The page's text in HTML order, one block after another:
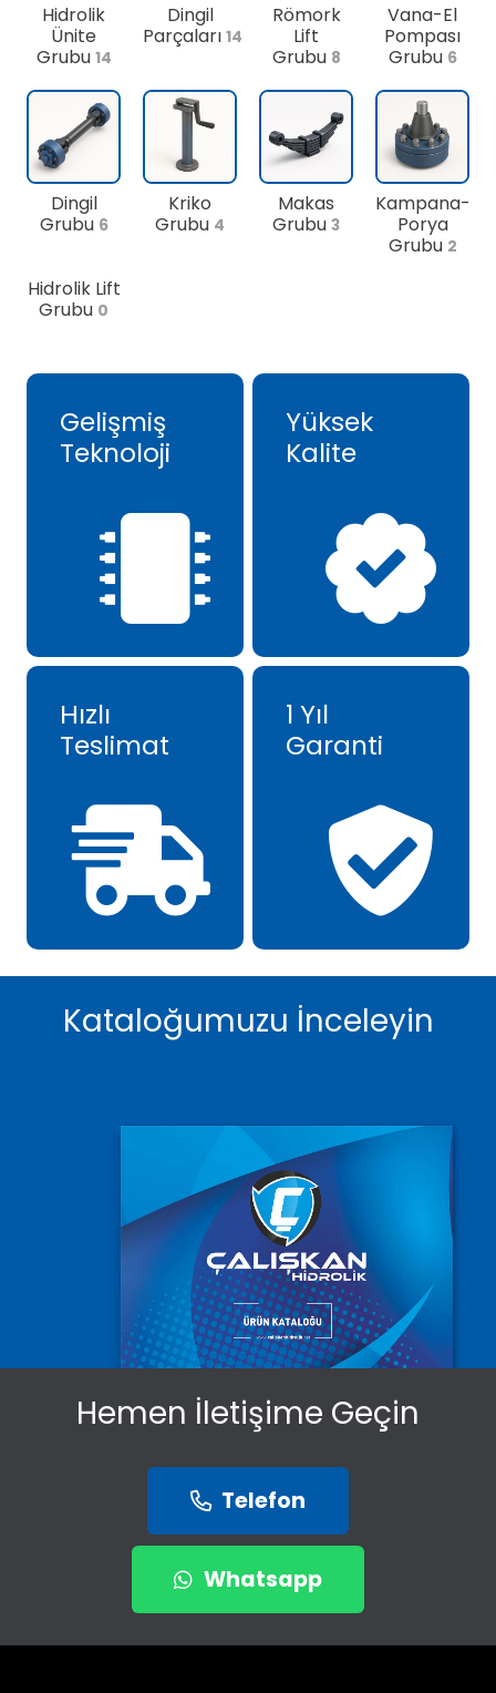
Hidrolik
Ünite
Grubu 14
Dingil
Parçaları 14
Römork
Lift
Grubu 8
Vana-El
Pompası
Grubu 6
Dingil
Grubu 6
Kriko
Grubu 4
Makas
Grubu 3
Kampana-
Porya
Grubu 2
Hidrolik Lift
Grubu 0
Gelişmiş
Teknoloji
Yüksek
Kalite
Hızlı
Teslimat
1 Yıl
Garanti
Kataloğumuzu İnceleyin
Hemen İletişime Geçin
Telefon
Whatsapp